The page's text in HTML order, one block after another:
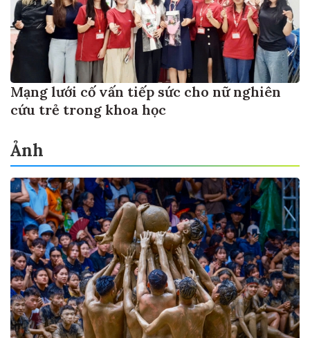
Mạng lưới cố vấn tiếp sức cho nữ nghiên
cứu trẻ trong khoa học
Ảnh